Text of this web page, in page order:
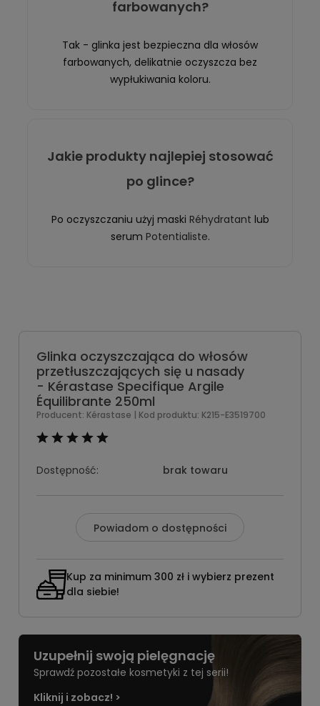
farbowanych?
Tak - glinka jest bezpieczna dla włosów
farbowanych, delikatnie oczyszcza bez
wypłukiwania koloru.
Jakie produkty najlepiej stosować
po glince?
Po oczyszczaniu użyj maski Réhydratant lub
serum Potentialiste.
Glinka oczyszczająca do włosów
przetłuszczających się u nasady
- Kérastase Specifique Argile
Équilibrante 250ml
Producent: Kérastase | Kod produktu: K215-E3519700
Dostępność: brak towaru
Powiadom o dostępności
Kup za minimum 300 zł i wybierz prezent
dla siebie!
Uzupełnij swoją pielęgnację
Sprawdź pozostałe kosmetyki z tej serii!
Kliknij i zobacz! >